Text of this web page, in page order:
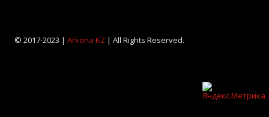
© 2017-2023 | Arkona KZ| All Rights Reserved.